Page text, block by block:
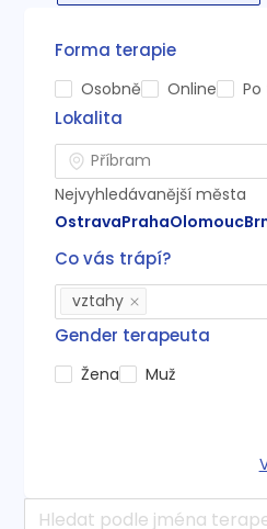
Forma terapie
Osobně Online
Lokalita
Nejvyhledávanější města
OstravaPrahaOlomouc
Co vás trápí?
vztahy
Gender terapeuta
Žena
Muž